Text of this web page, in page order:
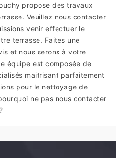
propose des travaux
Veuillez nous contacter
venir effectuer le
terrasse. Faites une
et nous serons à votre
équipe est composée de
maitrisant parfaitement
pour le nettoyage de
ne pas nous contacter